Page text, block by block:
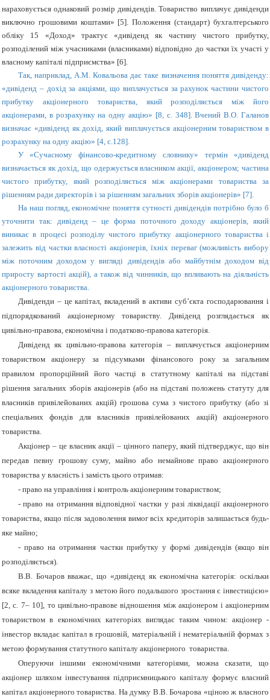
нараховується однаковий розмір дивідендів. Товариство виплачує дивіденди
виключно грошовими коштами» [5]. Положення (стандарт) бухгалтерського
обліку 15 «Доход» трактує «дивіденд як частину чистого прибутку,
розподілений між учасниками (власниками) відповідно до частки їх участі у
власному капіталі підприємства» [6].
Так, наприклад, А.М. Ковальова дає таке визначення поняття дивіденду:
«дивіденд – дохід за акціями, що виплачується за рахунок частини чистого
прибутку акціонерного товариства, який розподіляється між його
акціонерами, в розрахунку на одну акцію» [8, с. 348]. Вчений В.О. Галанов
визначає «дивіденд як дохід, який виплачується акціонерним товариством в
розрахунку на одну акцію» [4, с.128].
У «Сучасному фінансово-кредитному словнику» термін «дивіденд
визначається як дохід, що одержується власником акції, акціонером; частина
чистого прибутку, який розподіляється між акціонерами товариства за
рішенням ради директорів і за рішенням загальних зборів акціонерів» [7].
На наш погляд, економічне поняття сутності дивідендів потрібно було б
уточнити так: дивіденд – це форма поточного доходу акціонерів, який
виникає в процесі розподілу чистого прибутку акціонерного товариства і
залежить від частки власності акціонерів, їхніх переваг (можливість вибору
між поточним доходом у вигляді дивідендів або майбутнім доходом від
приросту вартості акцій), а також від чинників, що впливають на діяльність
акціонерного товариства.
Дивіденди – це капітал, вкладений в активисуб’єкта господарювання і
підпорядкований акціонерному товариству. Дивіденд розглядається як
цивільно-правова, економічна і податково-правова категорія.
Дивіденд як цивільно-правова категорія – виплачується акціонерним
товариством акціонеру за підсумками фінансового року за загальним
правилом пропорційний його частці в статутному капіталі на підставі
рішення загальних зборів акціонерів (або на підставі положень статуту для
власників привілейованих акцій) грошова сума з чистого прибутку (або зі
спеціальних фондів для власників привілейованих акцій) акціонерного
товариства.
Акціонер – це власник акції – цінного паперу, який підтверджує, що він
передав певну грошову суму, майно або немайнове право акціонерного
товариства у власність і замість цього отримав:
- право на управління і контроль акціонерним товариством;
- право на отримання відповідної частки у разі ліквідації акціонерного
товариства, якщо після задоволення вимог всіх кредиторів залишається будь-
яке майно;
- право на отримання частки прибутку у формі дивідендів (якщо він
розподіляється).
В.В. Бочаров вважає, що «дивіденд як економічна категорія: оскільки
всяке вкладення капіталу з метою його подальшого зростання є інвестицією»
[2, с. 7– 10], то цивільно-правове відношення між акціонером і акціонерним
товариством в економічних категоріях виглядає таким чином: акціонер -
інвестор вкладає капітал в грошовій, матеріальній і нематеріальній формах з
метою формування статутного капіталу акціонерного товариства.
Оперуючи іншими економічними категоріями, можна сказати, що
акціонер шляхом інвестування підприємницького капіталу формує власний
капітал акціонерного товариства. На думку В.В. Бочарова «ціною ж власного